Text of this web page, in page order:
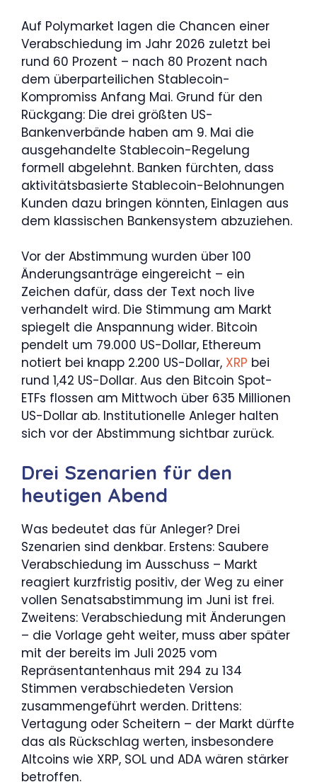
Auf Polymarket lagen die Chancen einer
Verabschiedung im Jahr 2026 zuletzt bei
rund 60 Prozent – nach 80 Prozent nach
dem überparteilichen Stablecoin-
Kompromiss Anfang Mai. Grund für den
Rückgang: Die drei größten US-
Bankenverbände haben am 9. Mai die
ausgehandelte Stablecoin-Regelung
formell abgelehnt. Banken fürchten, dass
aktivitätsbasierte Stablecoin-Belohnungen
Kunden dazu bringen könnten, Einlagen aus
dem klassischen Bankensystem abzuziehen.
Vor der Abstimmung wurden über 100
Änderungsanträge eingereicht – ein
Zeichen dafür, dass der Text noch live
verhandelt wird. Die Stimmung am Markt
spiegelt die Anspannung wider. Bitcoin
pendelt um 79.000 US-Dollar, Ethereum
notiert bei knapp 2.200 US-Dollar, XRP bei
rund 1,42 US-Dollar. Aus den Bitcoin Spot-
ETFs flossen am Mittwoch über 635 Millionen
US-Dollar ab. Institutionelle Anleger halten
sich vor der Abstimmung sichtbar zurück.
Drei Szenarien für den
heutigen Abend
Was bedeutet das für Anleger? Drei
Szenarien sind denkbar. Erstens: Saubere
Verabschiedung im Ausschuss – Markt
reagiert kurzfristig positiv, der Weg zu einer
vollen Senatsabstimmung im Juni ist frei.
Zweitens: Verabschiedung mit Änderungen
– die Vorlage geht weiter, muss aber später
mit der bereits im Juli 2025 vom
Repräsentantenhaus mit 294 zu 134
Stimmen verabschiedeten Version
zusammengeführt werden. Drittens:
Vertagung oder Scheitern – der Markt dürfte
das als Rückschlag werten, insbesondere
Altcoins wie XRP, SOL und ADA wären stärker
betroffen.